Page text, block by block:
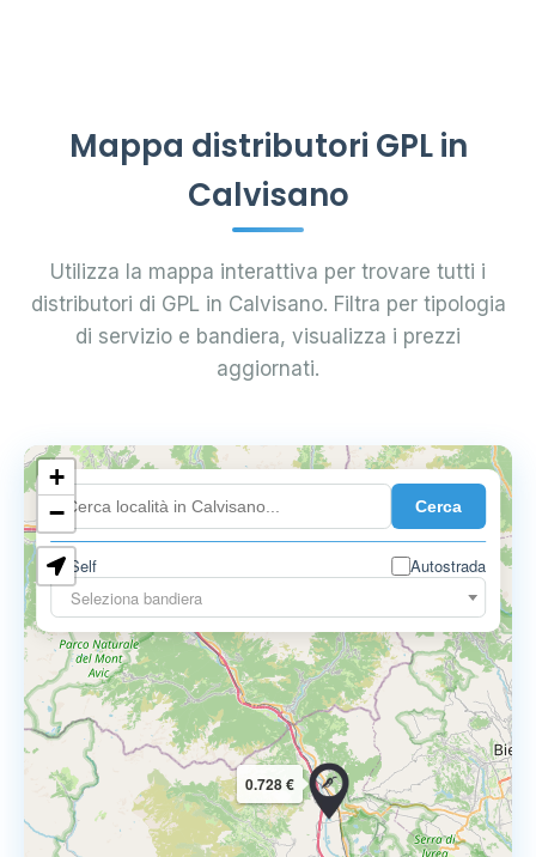
Mappa distributori GPL in
Calvisano
Utilizza la mappa interattiva per trovare tutti i
distributori di GPL in Calvisano. Filtra per tipologia
di servizio e bandiera, visualizza i prezzi
aggiornati.
Cerca
Self
Autostrada
Seleziona bandiera
0.728 €
0.899 €
+
−